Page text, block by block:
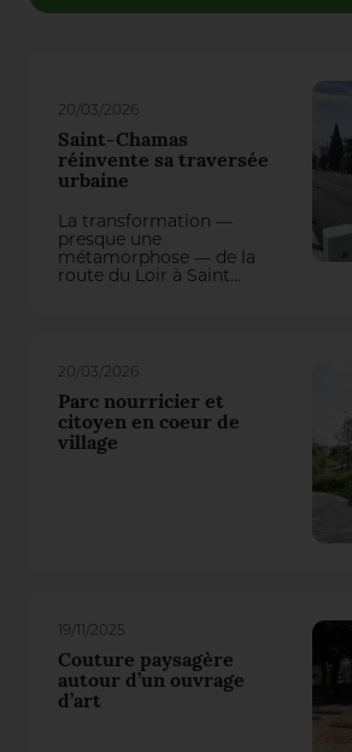
20/03/2026
Saint-Chamas
réinvente sa traversée
urbaine
La transformation —
presque une
métamorphose — de la
route du Loir à Saint
circulation, rafraîchir la
ville en utilisant ses
atouts et améliorer
durablement le cadre de
vie des habitants.
20/03/2026
Parc nourricier et
citoyen en coeur de
village
19/11/2025
Couture paysagère
autour d’un ouvrage
d’art